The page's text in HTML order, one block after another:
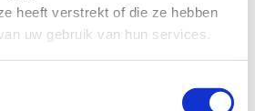
heeft verstrekt of die ze hebben
uw gebruik van hun services.